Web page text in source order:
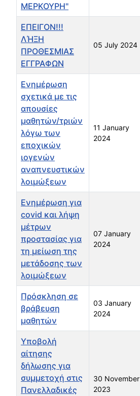
ΜΕΡΚΟΥΡΗ"
ΕΠΕΙΓΟΝ!!!
ΛΉΞΗ
ΠΡΟΘΕΣΜΙΑΣ
ΕΓΓΡΑΦΩΝ
05 July 2024
Ενημέρωση
σχετικά με τις
απουσίες
μαθητών/τριών
λόγω των
εποχικών
ιογενών
αναπνευστικών
λοιμώξεων
11 January
2024
Ενημέρωση για
covid και λήψη
μέτρων
προστασίας για
τη μείωση της
μετάδοσης των
λοιμώξεων
07 January
2024
Πρόσκληση σε
βράβευση
μαθητών
03 January
2024
Υποβολή
αίτησης
δήλωσης για
συμμετοχή στις
Πανελλαδικές
30 November
2023